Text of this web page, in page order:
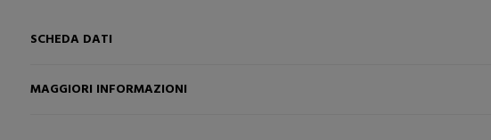
SCHEDA DATI
MAGGIORI INFORMAZIONI